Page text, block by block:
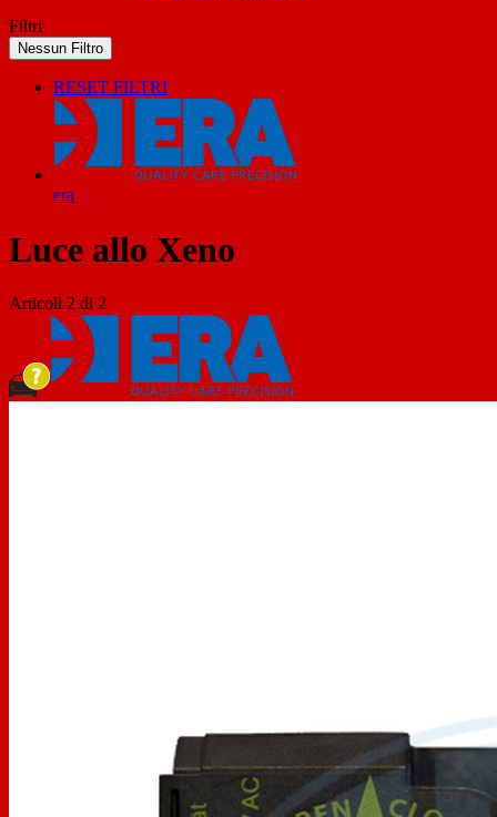
Filtri
Nessun Filtro
RESET FILTRI
era
Luce allo Xeno
Articoli 2 di 2